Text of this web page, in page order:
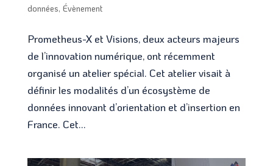
données, Évènement
Prometheus-X et Visions, deux acteurs majeurs
de l’innovation numérique, ont récemment
organisé un atelier spécial. Cet atelier visait à
définir les modalités d’un écosystème de
données innovant d’orientation et d’insertion en
France. Cet...